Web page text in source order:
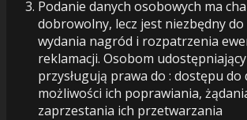
Podanie danych osobowych ma
dobrowolny, lecz jest niezbędny do
wydania nagród i rozpatrzenia
reklamacji. Osobom
przysługują prawa do : dostępu do
możliwości ich poprawiania,
zaprzestania ich przetwarzania